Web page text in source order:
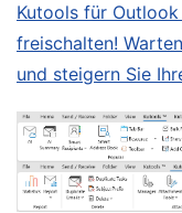
Kutools für
freischalten!
und steigern Sie